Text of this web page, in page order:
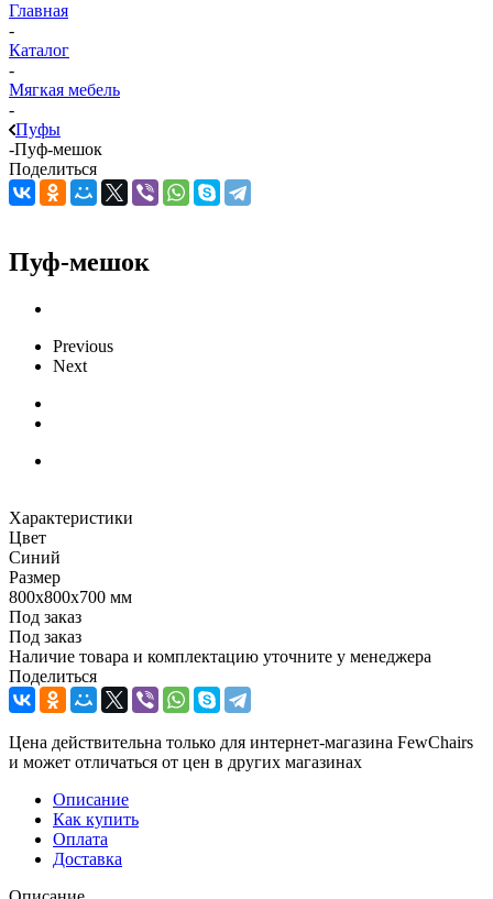
Главная
-
Каталог
-
Мягкая мебель
-
Пуфы
-Пуф-мешок
Поделиться
Пуф-мешок
Previous
Next
Характеристики
Цвет
Синий
Размер
800х800х700 мм
Под заказ
Под заказ
Наличие товара и комплектацию уточните у менеджера
Поделиться
Цена действительна только для интернет-магазина FewChairs
и может отличаться от цен в других магазинах
Описание
Как купить
Оплата
Доставка